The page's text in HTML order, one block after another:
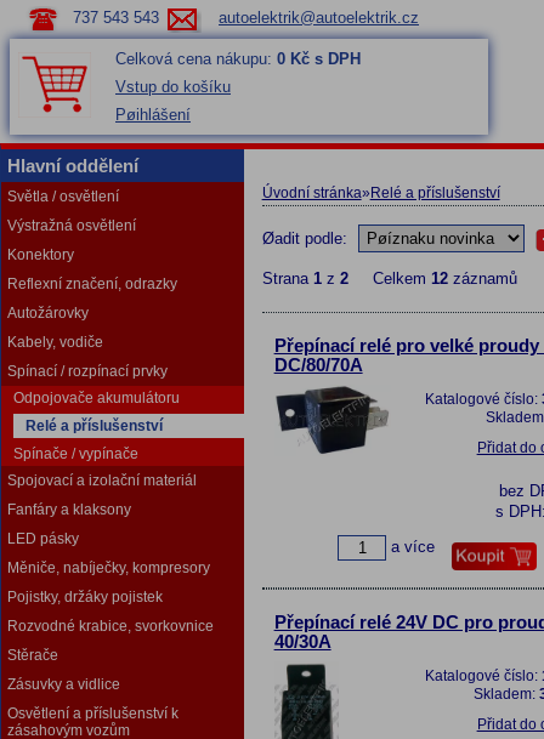
737 543 543 autoelektrik@autoelektrik.cz
Celková cena nákupu: 0 Kč s DPH
Vstup do košíku
Pøihlášení
Hlavní oddělení
Světla / osvětlení
Výstražná osvětlení
Konektory
Reflexní značení, odrazky
Autožárovky
Kabely, vodiče
Spínací / rozpínací prvky
Odpojovače akumulátoru
Relé a příslušenství
Spínače / vypínače
Spojovací a izolační materiál
Fanfáry a klaksony
LED pásky
Měniče, nabíječky, kompresory
Pojistky, držáky pojistek
Rozvodné krabice, svorkovnice
Stěrače
Zásuvky a vidlice
Osvětlení a příslušenství k
zásahovým vozům
Úvodní stránka» Relé a příslušenství
Øadit podle:
Strana 1z 2Celkem 12záznamů
Přepínací relé pro velké proudy
DC/80/70A
Katalogové číslo:
Přidat do
bez
s
a více
Přepínací relé 24V DC pro
40/30A
Katalogové číslo:
Skladem:
Přidat do